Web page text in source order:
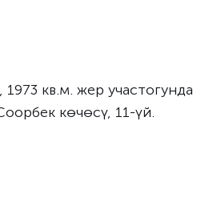
кв.м. жер участогунда
көчөсү, 11-үй.